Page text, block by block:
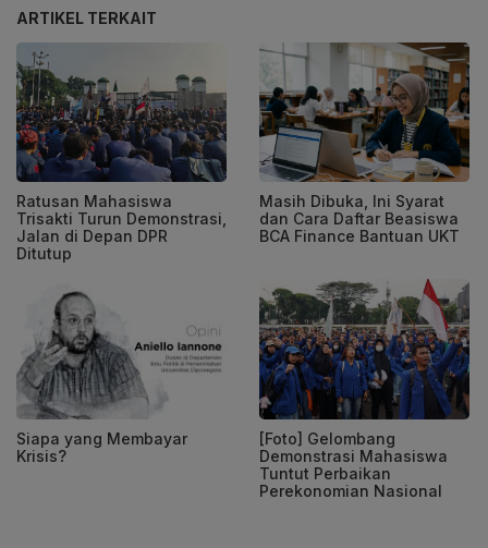
ARTIKEL TERKAIT
Ratusan Mahasiswa
Trisakti Turun Demonstrasi,
Jalan di Depan DPR
Ditutup
Masih Dibuka, Ini Syarat
dan Cara Daftar Beasiswa
BCA Finance Bantuan UKT
Siapa yang Membayar
Krisis?
[Foto] Gelombang
Demonstrasi Mahasiswa
Tuntut Perbaikan
Perekonomian Nasional